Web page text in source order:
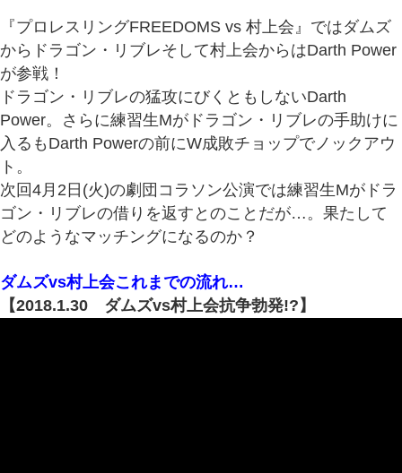
『プロレスリングFREEDOMS vs 村上会』ではダムズ
からドラゴン・リブレそして村上会からはDarth Power
が参戦！
ドラゴン・リブレの猛攻にびくともしないDarth
Power。さらに練習生Mがドラゴン・リブレの手助けに
入るもDarth Powerの前にW成敗チョップでノックアウ
ト。
次回4月2日(火)の劇団コラソン公演では練習生Mがドラ
ゴン・リブレの借りを返すとのことだが…。果たして
どのようなマッチングになるのか？
ダムズvs村上会これまでの流れ…
【2018.1.30 ダムズvs村上会抗争勃発!?】